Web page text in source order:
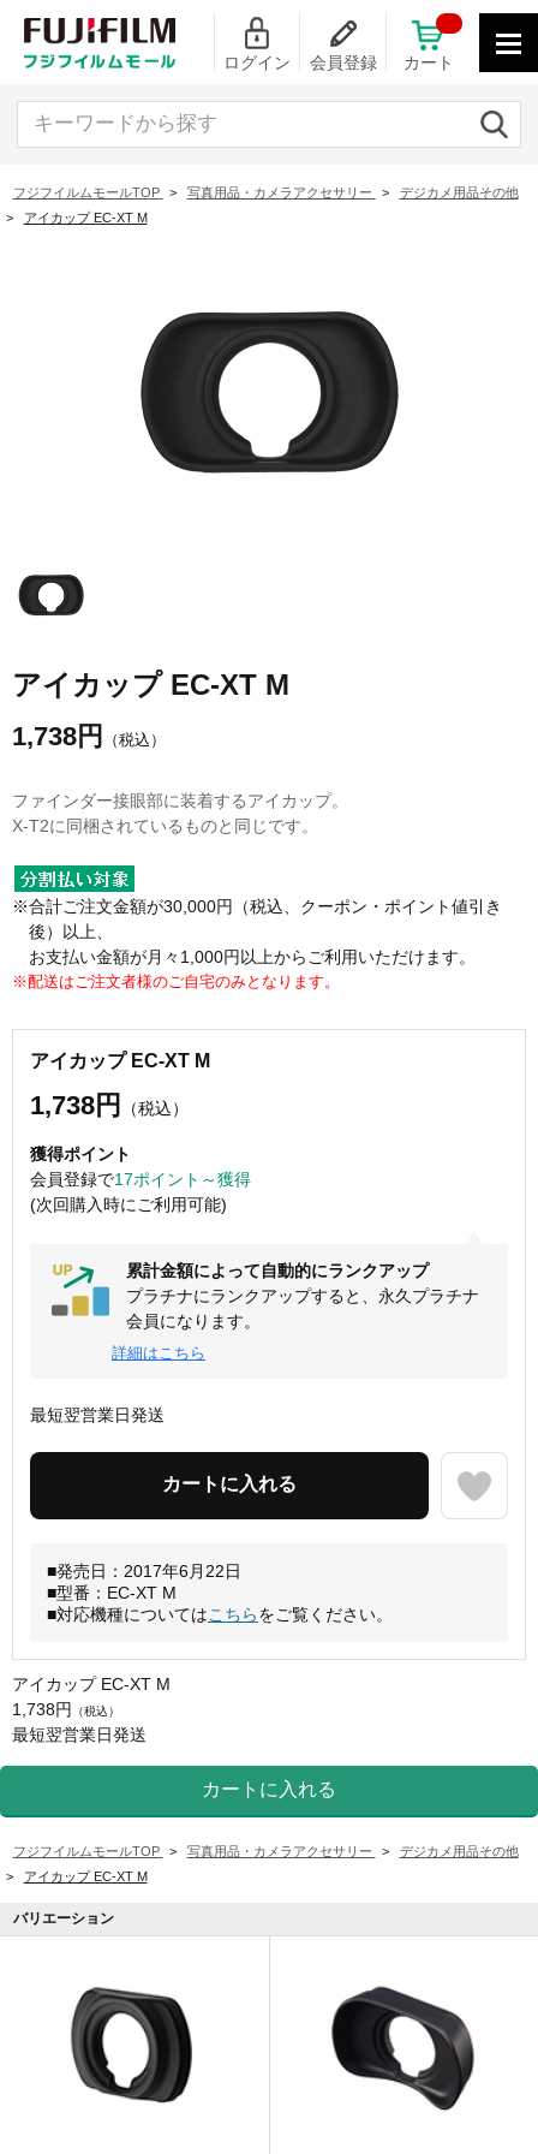
ログイン 会員登録
フジフイルムモールTOP > 写真用品・カメラアクセサリー >
デジカメ用品その他
>
アイカップ EC-XT M
アイカップ EC-XT M
1,738円 （税込）
ファインダー接眼部に装着するアイカップ。
X-T2に同梱されているものと同じです。
※合計ご注文金額が30,000円（税込、クーポン・ポイント値引き
後）以上、
お支払い金額が月々1,000円以上からご利用いただけます。
※配送はご注文者様のご自宅のみとなります。
アイカップ EC-XT M
1,738円 （税込）
獲得ポイント
会員登録で17ポイント～獲得
(次回購入時にご利用可能)
累計金額によって自動的にランクアップ
プラチナにランクアップすると、永久プラチナ
会員になります。
詳細はこちら
最短翌営業日発送
■発売日：2017年6月22日
■型番：EC-XT M
■対応機種についてはこちらをご覧ください。
アイカップ EC-XT M
1,738円
（税込）
最短翌営業日発送
フジフイルムモールTOP > 写真用品・カメラアクセサリー >
デジカメ用品その他
>
アイカップ EC-XT M
バリエーション